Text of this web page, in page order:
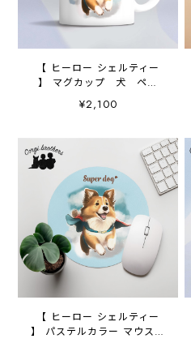
【 ヒーロー シェルティー
】 マグカップ 犬 ペッ
ト うちの子 犬グッズ
ギフト プレゼント 母の
¥2,100
【 ヒーロー シェルティー
】 パステルカラー マウスパ